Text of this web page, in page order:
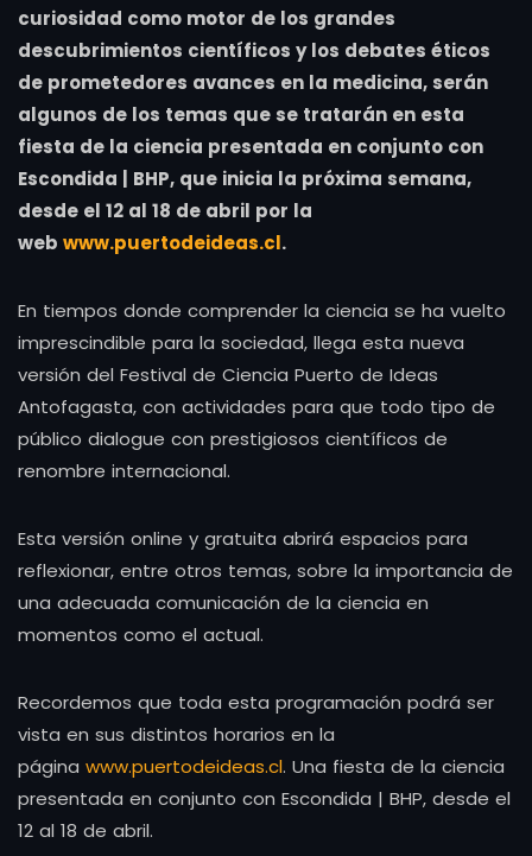
curiosidad como motor de los grandes
descubrimientos científicos y los debates éticos
de prometedores avances en la medicina, serán
algunos de los temas que se tratarán en esta
fiesta de la ciencia presentada en conjunto con
Escondida | BHP, que inicia la próxima semana,
desde el 12 al 18 de abril por la
web www.puertodeideas.cl.
En tiempos donde comprender la ciencia se ha vuelto
imprescindible para la sociedad, llega esta nueva
versión del Festival de Ciencia Puerto de Ideas
Antofagasta, con actividades para que todo tipo de
público dialogue con prestigiosos científicos de
renombre internacional.
Esta versión online y gratuita abrirá espacios para
reflexionar, entre otros temas, sobre la importancia de
una adecuada comunicación de la ciencia en
momentos como el actual.
Recordemos que toda esta programación podrá ser
vista en sus distintos horarios en la
página www.puertodeideas.cl. Una fiesta de la ciencia
presentada en conjunto con Escondida | BHP, desde el
12 al 18 de abril.